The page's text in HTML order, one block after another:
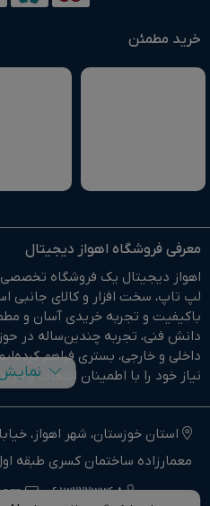
خرید مطمئن
معرفی فروشگاه اهواز دیجیتال
اهواز دیجیتال یک فروشگاه تخصصی
لپ تاپ، سخت افزار و کالای
باکیفیت و تجربه خریدی آسان و
داخلی و خارجی، بستری فراهم
نیاز خود را با اطمینان انتخاب و
در وبسایت اهواز دیجیتال براحتی
کوتاهترین زمان ممکن کالای خود را
ما وارد کننده مستقیم انواع
اوپن باکس در جنوب غرب کشور
استان خوزستان، شهر اهواز،
معمارزاده ساختمان کسری طبقه اول
06132223368